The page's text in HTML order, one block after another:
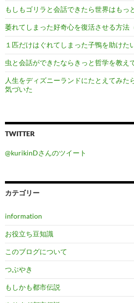
もしもゴリラと会話できたら世界はもっ
萎れてしまった好奇心を復活させる方法
１匹だけはぐれてしまった子鴨を助けた
虫と会話ができたならきっと哲学を教え
人生をディズニーランドにたとえてみた
気づいた
TWITTER
@kurikinDさんのツイート
カテゴリー
information
お役立ち豆知識
このブログについて
つぶやき
もしかも都市伝説